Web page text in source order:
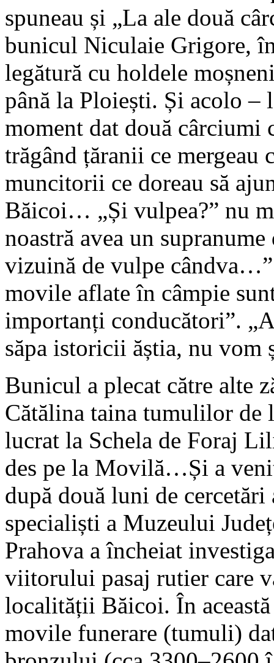
spuneau și „La ale două
bunicul Niculaie Grigore,
legătură cu holdele
până la Ploiești. Și acolo
moment dat două cârciumi
trăgând țăranii ce mergeau
muncitorii ce doreau să
Băicoi… „Și vulpea?” nu
noastră avea un
vizuină de vulpe
movile aflate în câmpie
importanți conducători”.
săpa istoricii ăștia, nu
Bunicul a plecat către alte
Cătălina taina tumulilor
lucrat la Schela de Foraj
des pe la Movilă…Și a
după două luni de
specialiști a Muzeului
Prahova a încheiat
viitorului pasaj rutier care
localității Băicoi. În
movile funerare (tumuli)